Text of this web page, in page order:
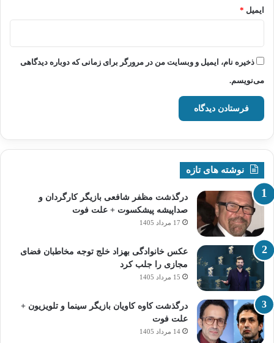
ایمیل *
ذخیره نام، ایمیل و وبسایت من در مرورگر برای زمانی که دوباره دیدگاهی
می‌نویسم.
نوشته های تازه
درگذشت مظفر شافعی بازیگر کارگردان و
صداپیشه پیشکسوت + علت فوت
17 مرداد 1405
عکس خانوادگی بهزاد خلج توجه مخاطبان فضای
مجازی را جلب کرد
15 مرداد 1405
درگذشت کاوه کاویان بازیگر سینما و تلویزیون +
علت فوت
14 مرداد 1405